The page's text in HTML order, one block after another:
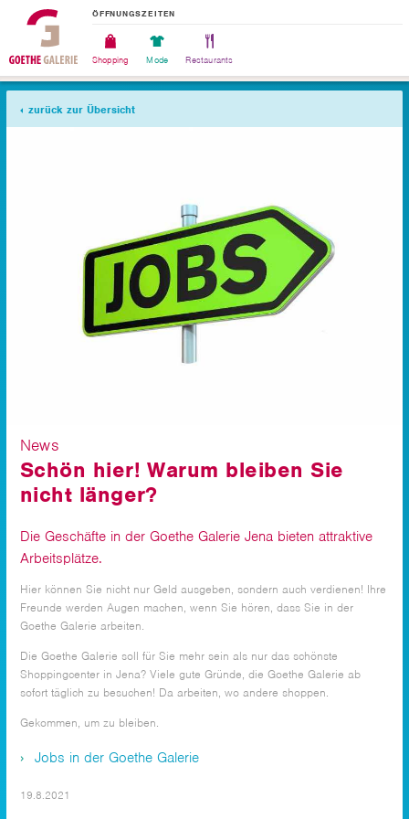
ÖFFNUNGSZEITEN
Shopping Mode Restaurants
zurück zur Übersicht
News
Schön hier! Warum bleiben Sie
nicht länger?
Die Geschäfte in der Goethe Galerie Jena bieten attraktive
Arbeitsplätze.
Hier können Sie nicht nur Geld ausgeben, sondern auch verdienen! Ihre
Freunde werden Augen machen, wenn Sie hören, dass Sie in der
Goethe Galerie arbeiten.
Die Goethe Galerie soll für Sie mehr sein als nur das schönste
Shoppingcenter in Jena? Viele gute Gründe, die Goethe Galerie ab
sofort täglich zu besuchen! Da arbeiten, wo andere shoppen.
Gekommen, um zu bleiben.
Jobs in der Goethe Galerie
19.8.2021